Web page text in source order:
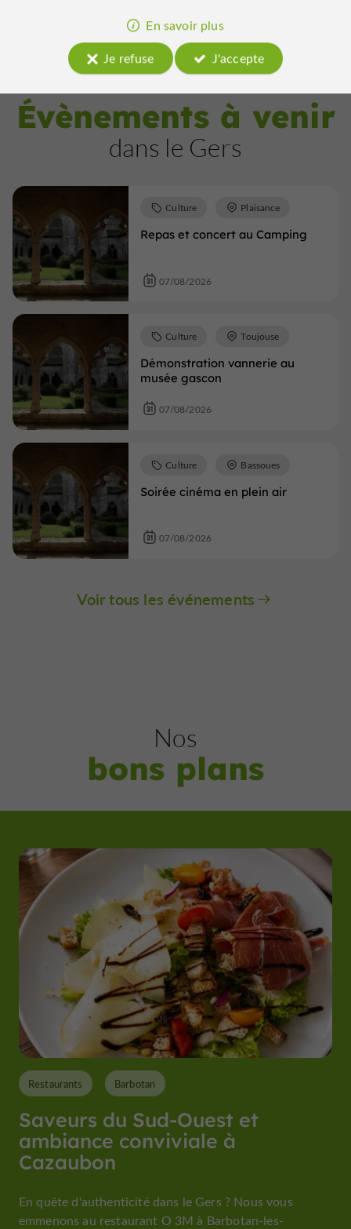
Évènements à venir
dans le Gers
Repas et concert au Camping
Culture Plaisance
07/08/2026
Démonstration vannerie au
musée gascon
Culture Toujouse
07/08/2026
Soirée cinéma en plein air
Culture Bassoues
07/08/2026
Voir tous les événements
Nos
bons plans
Saveurs du Sud-Ouest et
ambiance conviviale à
Cazaubon
Restaurants Barbotan
En quête d'authenticité dans le Gers ? Nous vous
emmenons au restaurant O 3M à Barbotan-les-
En savoir plus
Je refuse
J'accepte